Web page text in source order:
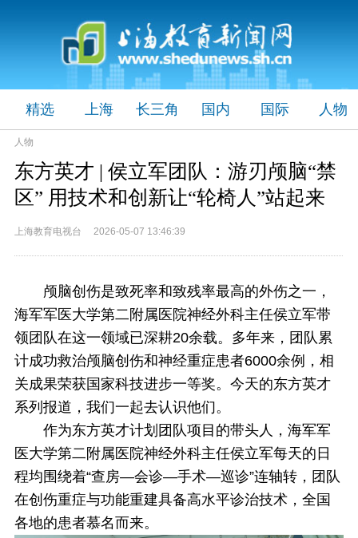
精选 上海 长三角 国内 国际 人物
人物
东方英才 | 侯立军团队：游刃颅脑“禁
区” 用技术和创新让“轮椅人”站起来
上海教育电视台 2026-05-07 13:46:39
颅脑创伤是致死率和致残率最高的外伤之一，
海军军医大学第二附属医院神经外科主任侯立军带
领团队在这一领域已深耕20余载。多年来，团队累
计成功救治颅脑创伤和神经重症患者6000余例，相
关成果荣获国家科技进步一等奖。今天的东方英才
系列报道，我们一起去认识他们。
作为东方英才计划团队项目的带头人，海军军
医大学第二附属医院神经外科主任侯立军每天的日
程均围绕着“查房—会诊—手术—巡诊”连轴转，团队
在创伤重症与功能重建具备高水平诊治技术，全国
各地的患者慕名而来。